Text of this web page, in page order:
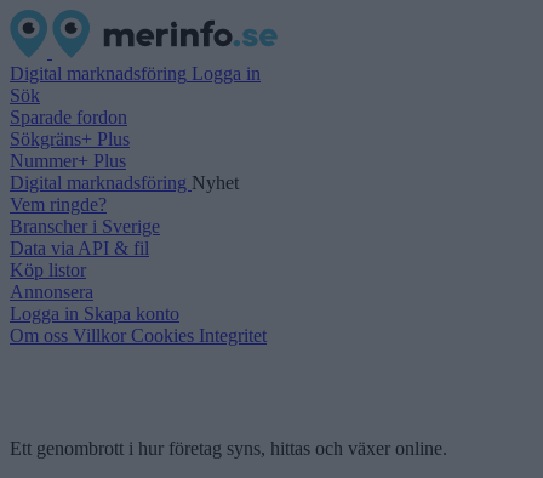
Digital marknadsföring Logga in
Sök
Sparade fordon
Sökgräns+ Plus
Nummer+ Plus
Digital marknadsföring Nyhet
Vem ringde?
Branscher i Sverige
Data via API & fil
Köp listor
Annonsera
Logga in Skapa konto
Om oss Villkor Cookies Integritet
Ett genombrott i hur företag syns, hittas och växer online.